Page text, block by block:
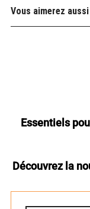
Vous aimerez aussi
Essentiels
Découvrez la